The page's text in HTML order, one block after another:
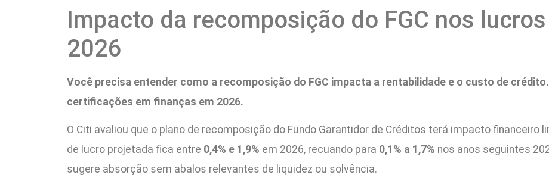
Impacto da recomposição do FGC nos
2026
Você precisa entender como a recomposição do FGC impacta a rentabilidade e o custo de
certificações em finanças em 2026.
O Citi avaliou que o plano de recomposição do Fundo Garantidor de Créditos terá impacto
de lucro projetada fica entre 0,4% e 1,9% em 2026, recuando para 0,1% a 1,7% nos anos seguintes
sugere absorção sem abalos relevantes de liquidez ou solvência.